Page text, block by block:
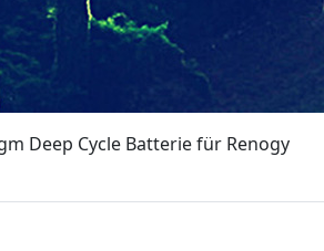
Deep Cycle Batterie für Renogy